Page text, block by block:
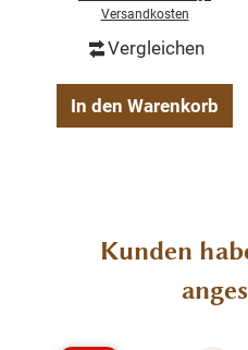
Kunststoffgeflecht
Belastbarkeit je Sitz:
Stuhlsitz H: 44cm
Stuhlsitz B: 164cm
Terrasse, Balkon
Versandkosten
Vergleichen
In den Warenkorb
Produktgalerie
Kunden